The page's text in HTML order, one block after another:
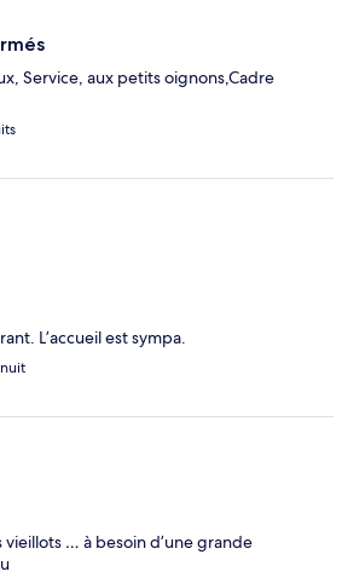
Service, aux petits oignons,Cadre
L’accueil est sympa.
… à besoin d’une grande